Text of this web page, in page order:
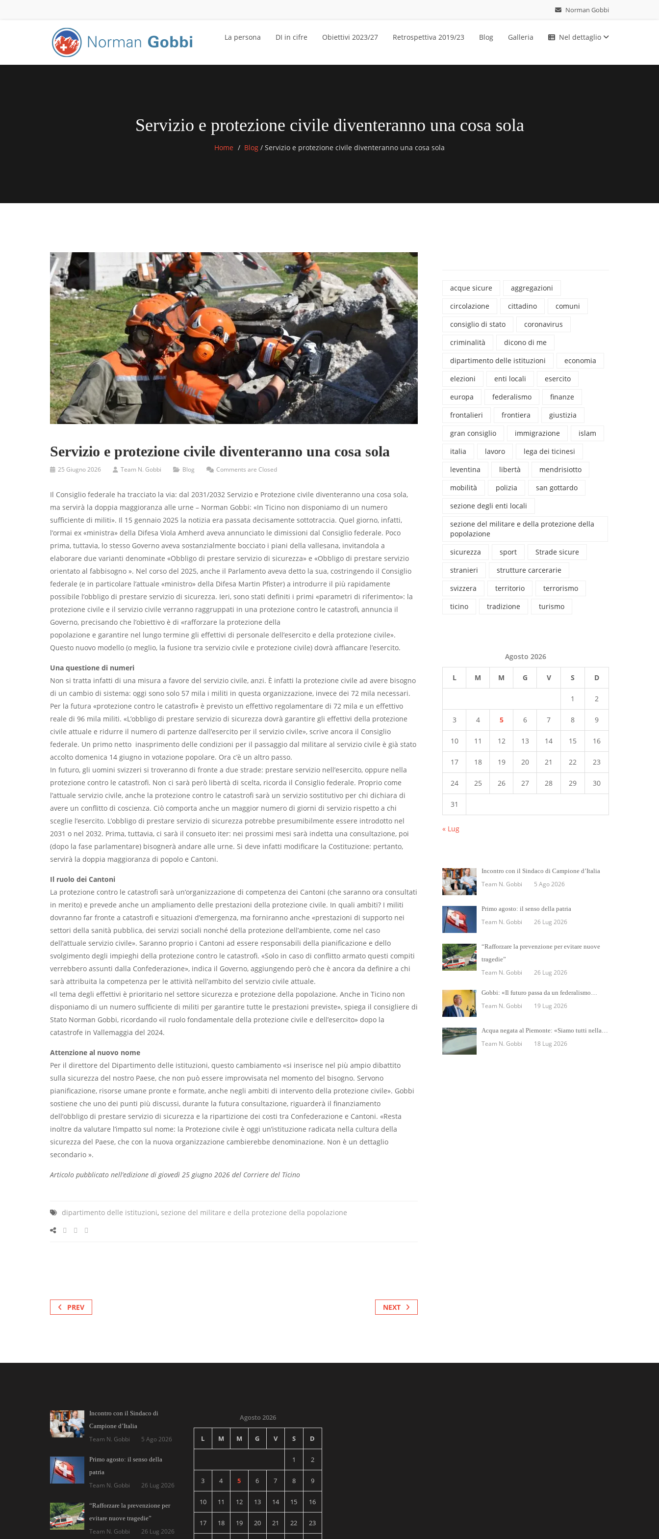
Norman Gobbi
La persona DI in cifre Obiettivi 2023/27 Retrospettiva 2019/23 Blog Galleria Nel dettaglio
Servizio e protezione civile diventeranno una cosa sola
Home Blog / Servizio e protezione civile diventeranno una cosa sola
Servizio e protezione civile diventeranno una cosa sola
25 Giugno 2026 Team N. Gobbi Blog Comments are Closed
Il Consiglio federale ha tracciato la via: dal 2031/2032 Servizio e Protezione civile diventeranno una cosa sola,
ma servirà la doppia maggioranza alle urne – Norman Gobbi: «In Ticino non disponiamo di un numero
sufficiente di militi». Il 15 gennaio 2025 la notizia era passata decisamente sottotraccia. Quel giorno, infatti,
l’ormai ex «ministra» della Difesa Viola Amherd aveva annunciato le dimissioni dal Consiglio federale. Poco
prima, tuttavia, lo stesso Governo aveva sostanzialmente bocciato i piani della vallesana, invitandola a
elaborare due varianti denominate «Obbligo di prestare servizio di sicurezza» e «Obbligo di prestare servizio
orientato al fabbisogno ». Nel corso del 2025, anche il Parlamento aveva detto la sua, costringendo il Consiglio
federale (e in particolare l’attuale «ministro» della Difesa Martin Pfister) a introdurre il più rapidamente
possibile l’obbligo di prestare servizio di sicurezza. Ieri, sono stati definiti i primi «parametri di riferimento»: la
protezione civile e il servizio civile verranno raggruppati in una protezione contro le catastrofi, annuncia il
Governo, precisando che l’obiettivo è di «rafforzare la protezione della
popolazione e garantire nel lungo termine gli effettivi di personale dell’esercito e della protezione civile».
Questo nuovo modello (o meglio, la fusione tra servizio civile e protezione civile) dovrà affiancare l’esercito.
Una questione di numeri
Non si tratta infatti di una misura a favore del servizio civile, anzi. È infatti la protezione civile ad avere bisogno
di un cambio di sistema: oggi sono solo 57 mila i militi in questa organizzazione, invece dei 72 mila necessari.
Per la futura «protezione contro le catastrofi» è previsto un effettivo regolamentare di 72 mila e un effettivo
reale di 96 mila militi. «L’obbligo di prestare servizio di sicurezza dovrà garantire gli effettivi della protezione
civile attuale e ridurre il numero di partenze dall’esercito per il servizio civile», scrive ancora il Consiglio
federale. Un primo netto inasprimento delle condizioni per il passaggio dal militare al servizio civile è già stato
accolto domenica 14 giugno in votazione popolare. Ora c’è un altro passo.
In futuro, gli uomini svizzeri si troveranno di fronte a due strade: prestare servizio nell’esercito, oppure nella
protezione contro le catastrofi. Non ci sarà però libertà di scelta, ricorda il Consiglio federale. Proprio come
l’attuale servizio civile, anche la protezione contro le catastrofi sarà un servizio sostitutivo per chi dichiara di
avere un conflitto di coscienza. Ciò comporta anche un maggior numero di giorni di servizio rispetto a chi
sceglie l’esercito. L’obbligo di prestare servizio di sicurezza potrebbe presumibilmente essere introdotto nel
2031 o nel 2032. Prima, tuttavia, ci sarà il consueto iter: nei prossimi mesi sarà indetta una consultazione, poi
(dopo la fase parlamentare) bisognerà andare alle urne. Si deve infatti modificare la Costituzione: pertanto,
servirà la doppia maggioranza di popolo e Cantoni.
Il ruolo dei Cantoni
La protezione contro le catastrofi sarà un’organizzazione di competenza dei Cantoni (che saranno ora consultati
in merito) e prevede anche un ampliamento delle prestazioni della protezione civile. In quali ambiti? I militi
dovranno far fronte a catastrofi e situazioni d’emergenza, ma forniranno anche «prestazioni di supporto nei
settori della sanità pubblica, dei servizi sociali nonché della protezione dell’ambiente, come nel caso
dell’attuale servizio civile». Saranno proprio i Cantoni ad essere responsabili della pianificazione e dello
svolgimento degli impieghi della protezione contro le catastrofi. «Solo in caso di conflitto armato questi compiti
verrebbero assunti dalla Confederazione», indica il Governo, aggiungendo però che è ancora da definire a chi
sarà attribuita la competenza per le attività nell’ambito del servizio civile attuale.
«Il tema degli effettivi è prioritario nel settore sicurezza e protezione della popolazione. Anche in Ticino non
disponiamo di un numero sufficiente di militi per garantire tutte le prestazioni previste», spiega il consigliere di
Stato Norman Gobbi, ricordando «il ruolo fondamentale della protezione civile e dell’esercito» dopo la
catastrofe in Vallemaggia del 2024.
Attenzione al nuovo nome
Per il direttore del Dipartimento delle istituzioni, questo cambiamento «si inserisce nel più ampio dibattito
sulla sicurezza del nostro Paese, che non può essere improvvisata nel momento del bisogno. Servono
pianificazione, risorse umane pronte e formate, anche negli ambiti di intervento della protezione civile». Gobbi
sostiene che uno dei punti più discussi, durante la futura consultazione, riguarderà il finanziamento
dell’obbligo di prestare servizio di sicurezza e la ripartizione dei costi tra Confederazione e Cantoni. «Resta
inoltre da valutare l’impatto sul nome: la Protezione civile è oggi un’istituzione radicata nella cultura della
sicurezza del Paese, che con la nuova organizzazione cambierebbe denominazione. Non è un dettaglio
secondario ».
Articolo pubblicato nell’edizione di giovedì 25 giugno 2026 del Corriere del Ticino
dipartimento delle istituzioni, sezione del militare e della protezione della popolazione
PREV NEXT
acque sicure
aggregazioni
circolazione
cittadino
comuni
consiglio di stato
coronavirus
criminalità
dicono di me
dipartimento delle istituzioni
economia
elezioni
enti locali
esercito
europa
federalismo
finanze
frontalieri
frontiera
giustizia
gran consiglio
immigrazione
islam
italia
lavoro
lega dei ticinesi
leventina
libertà
mendrisiotto
mobilità
polizia
san gottardo
sezione degli enti locali
sezione del militare e della protezione della
popolazione
sicurezza
sport
Strade sicure
stranieri
strutture carcerarie
svizzera
territorio
terrorismo
ticino
tradizione turismo
Agosto 2026
L M M G V S D
1 2
3 4 5 6 7 8 9
10 11 12 13 14 15 16
17 18 19 20 21 22 23
24 25 26 27 28 29 30
31
« Lug
Incontro con il Sindaco di Campione d’Italia
Team N. Gobbi 5 Ago 2026
Primo agosto: il senso della patria
Team N. Gobbi 26 Lug 2026
“Rafforzare la prevenzione per evitare nuove
tragedie”
Team N. Gobbi 26 Lug 2026
Gobbi: «Il futuro passa da un federalismo…
Team N. Gobbi 19 Lug 2026
Acqua negata al Piemonte: «Siamo tutti nella…
Team N. Gobbi 18 Lug 2026
Incontro con il Sindaco di
Campione d’Italia
Team N. Gobbi 5 Ago 2026
Primo agosto: il senso della
patria
Team N. Gobbi 26 Lug 2026
“Rafforzare la prevenzione per
evitare nuove tragedie”
Team N. Gobbi 26 Lug 2026
Agosto 2026
L M M G V S D
1 2
3 4 5 6 7 8 9
10 11 12 13 14 15 16
17 18 19 20 21 22 23